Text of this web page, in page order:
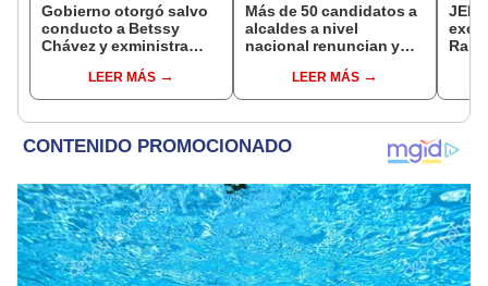
Gobierno otorgó salvo
conducto a Betssy
Chávez y exministra
madrugadaLEER MÁS
Más de 50 candidatos a
alcaldes a nivel
nacional renuncian y
encubiertaLEER MÁS
JEE